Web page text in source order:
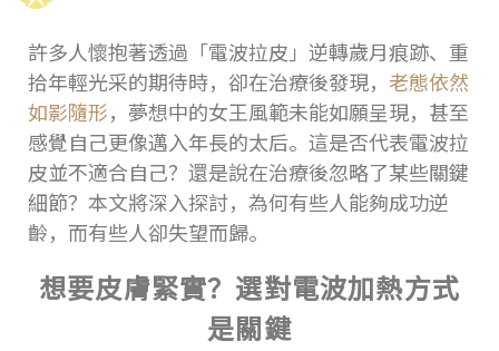
許多人懷抱著透過「電波拉皮」逆轉歲月痕跡、重
拾年輕光采的期待時，卻在治療後發現， 老態依然
如影隨形，夢想中的女王風範未能如願呈現，甚至
感覺自己更像邁入年長的太后。這是否代表電波拉
皮並不適合自己？還是說在治療後忽略了某些關鍵
細節？本文將深入探討，為何有些人能夠成功逆
齡，而有些人卻失望而歸。
想要皮膚緊實？選對電波加熱方式
是關鍵